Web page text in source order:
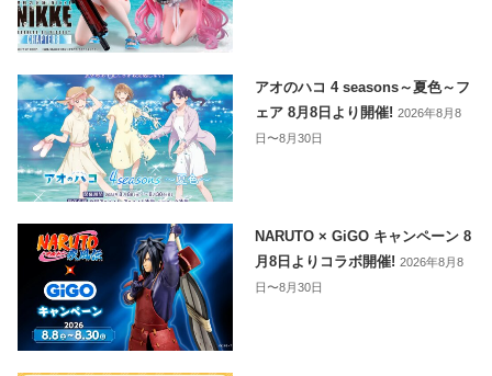
アオのハコ 4 seasons～夏色～フ
ェア 8月8日より開催!2026年8月8
日〜8月30日
NARUTO × GiGO キャンペーン 8
月8日よりコラボ開催!2026年8月8
日〜8月30日